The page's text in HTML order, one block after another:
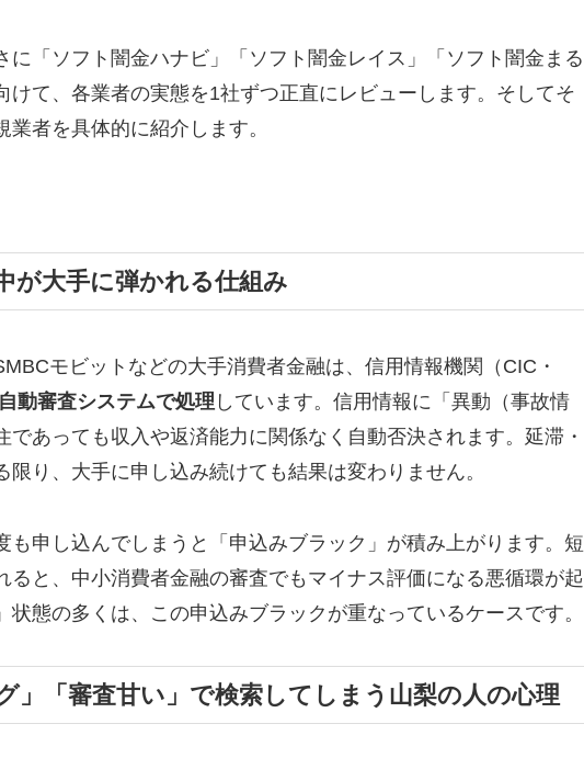
に「ソフト闇金ハナビ」「ソフト闇金レイス」「ソフト闇金まる
けて、各業者の実態を1社ずつ正直にレビューします。そしてそ
者を具体的に紹介します。
が大手に弾かれる仕組み
モビットなどの大手消費者金融は、信用情報機関（CIC・
自動審査システムで処理 しています。信用情報に「異動（事故情
あっても収入や返済能力に関係なく自動否決されます。延滞・
り、大手に申し込み続けても結果は変わりません。
も申し込んでしまうと「申込みブラック」が積み上がります。短
ると、中小消費者金融の審査でもマイナス評価になる悪循環が起
態の多くは、この申込みブラックが重なっているケースです。
」「審査甘い」で検索してしまう山梨の人の心理